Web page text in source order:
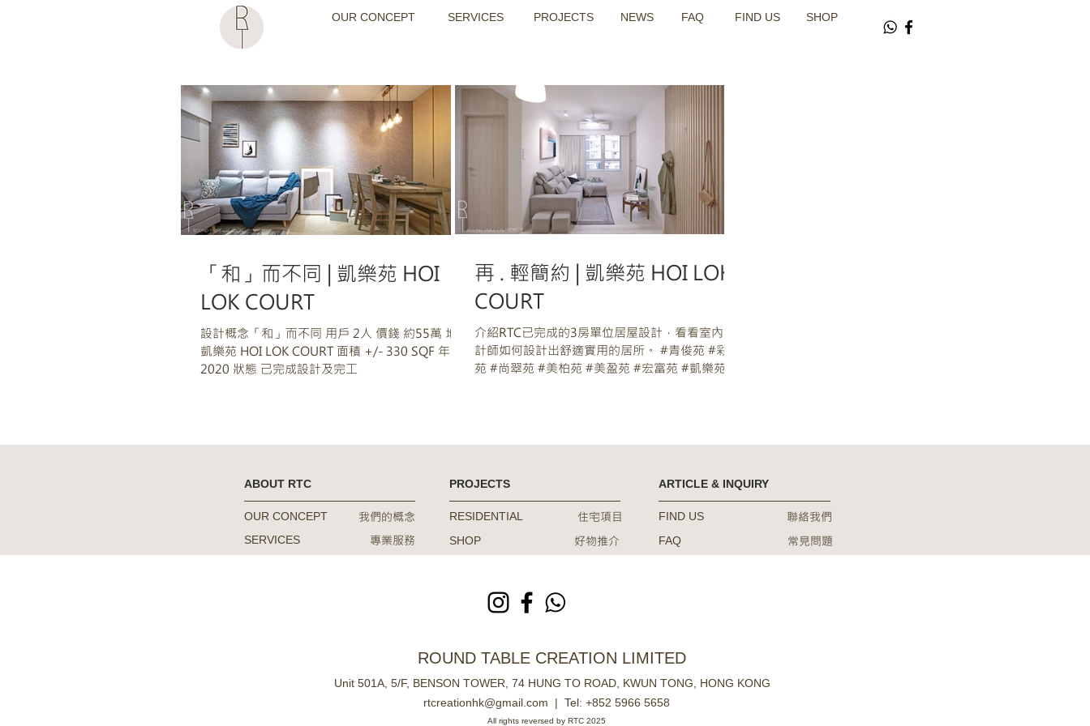
OUR CONCEPT SERVICES PROJECTS FAQ
NEWS FIND US SHOP
「和」而不同 | 凱樂苑‬ HOI
LOK COURT
設計概念「和」而不同 用戶 2人 價錢 約55萬 地點
凱樂苑‬ HOI LOK COURT 面積 +/- 330 SQF 年份
2020 狀態 己完成設計及完工
再 . 輕簡約 | 凱樂苑‬ HOI LOK
COURT
介紹RTC已完成的3房單位居屋設計，看看室內設
計師如何設計出舒適實用的居所。 #青俊苑 #彩興
苑 #尚翠苑 #美柏苑 #美盈苑 #宏富苑 #凱樂苑 #
SHOP 好物推介
ABOUT RTC
OUR CONCEPT
SERVICES
我們的概念
專業服務
PROJECTS
RESIDENTIAL 住宅項目
ARTICLE & INQUIRY
FIND US
FAQ
聯絡我們
常見問題
ROUND TABLE CREATION LIMITED
Unit 501A, 5/F, BENSON TOWER, 74 HUNG TO ROAD, KWUN TONG, HONG KONG
rtcreationhk@gmail.com | Tel: +852 5966 5658
All rights reversed by RTC 2025